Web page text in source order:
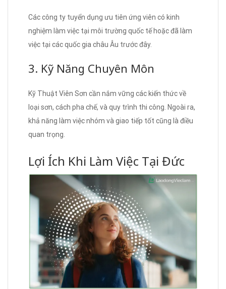
Các công ty tuyển dụng ưu tiên ứng viên có kinh
nghiệm làm việc tại môi trường quốc tế hoặc đã làm
việc tại các quốc gia châu Âu trước đây.
3. Kỹ Năng Chuyên Môn
Kỹ Thuật Viên Sơn cần nắm vững các kiến thức về
loại sơn, cách pha chế, và quy trình thi công. Ngoài ra,
khả năng làm việc nhóm và giao tiếp tốt cũng là điều
quan trọng.
Lợi Ích Khi Làm Việc Tại Đức